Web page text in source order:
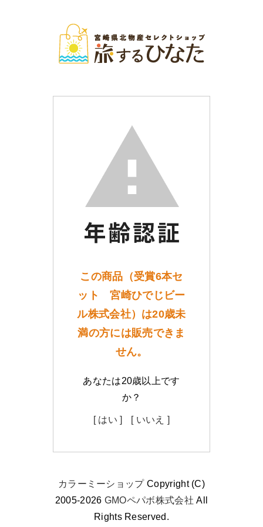
この商品（受賞6本セ
ット 宮崎ひでじビー
ル株式会社）は20歳未
満の方には販売できま
せん。
あなたは20歳以上です
か？
[ はい ] [ いいえ ]
カラーミーショップCopyright (C)
2005-2026 GMOペパボ株式会社 All
Rights Reserved.